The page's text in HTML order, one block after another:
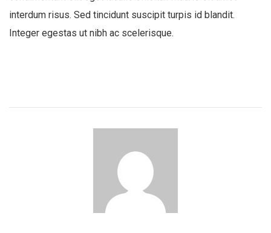
interdum risus. Sed tincidunt suscipit turpis id blandit.
Integer egestas ut nibh ac scelerisque.